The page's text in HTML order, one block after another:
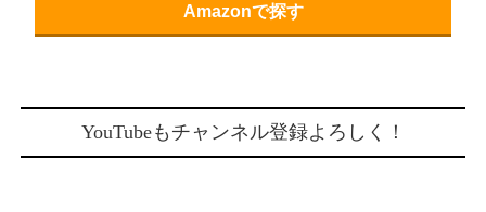
Amazonで探す
YouTubeもチャンネル登録よろしく！